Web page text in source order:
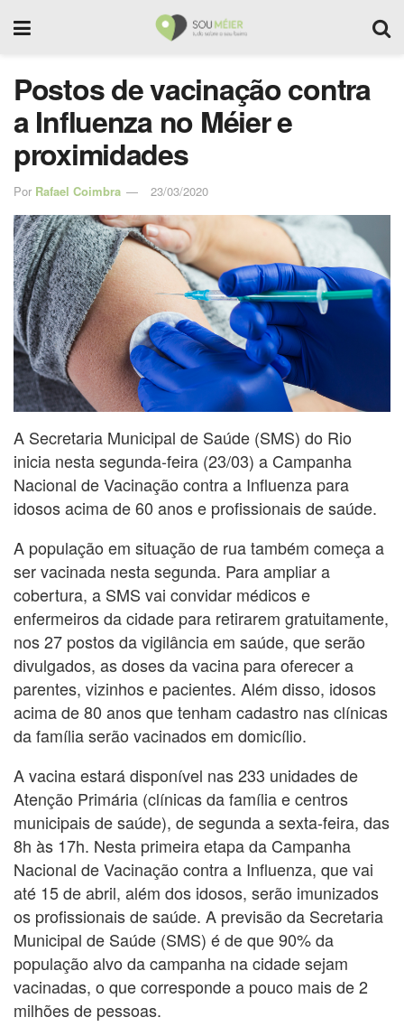
Postos de vacinação contra
a Influenza no Méier e
proximidades
Por Rafael Coimbra 23/03/2020
A Secretaria Municipal de Saúde (SMS) do Rio
inicia nesta segunda-feira (23/03) a Campanha
Nacional de Vacinação contra a Influenza para
idosos acima de 60 anos e profissionais de saúde.
A população em situação de rua também começa a
ser vacinada nesta segunda. Para ampliar a
cobertura, a SMS vai convidar médicos e
enfermeiros da cidade para retirarem gratuitamente,
nos 27 postos da vigilância em saúde, que serão
divulgados, as doses da vacina para oferecer a
parentes, vizinhos e pacientes. Além disso, idosos
acima de 80 anos que tenham cadastro nas clínicas
da família serão vacinados em domicílio.
A vacina estará disponível nas 233 unidades de
Atenção Primária (clínicas da família e centros
municipais de saúde), de segunda a sexta-feira, das
8h às 17h. Nesta primeira etapa da Campanha
Nacional de Vacinação contra a Influenza, que vai
até 15 de abril, além dos idosos, serão imunizados
os profissionais de saúde. A previsão da Secretaria
Municipal de Saúde (SMS) é de que 90% da
população alvo da campanha na cidade sejam
vacinadas, o que corresponde a pouco mais de 2
milhões de pessoas.